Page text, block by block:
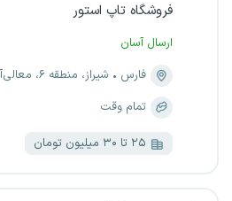
فروشگاه تاپ استور
ارسال آسان
فارس
شیراز، منطقه ۶، معالی‌آباد
تمام وقت
۲۵ تا ۳۰ میلیون تومان